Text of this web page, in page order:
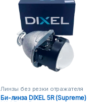
Линзы без резки отражателя
Би-линза DIXEL 5R (Supreme)